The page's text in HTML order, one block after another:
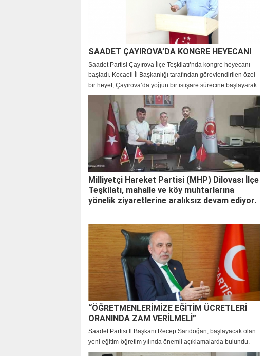
SAADET ÇAYIROVA’DA KONGRE HEYECANI
Saadet Partisi Çayırova İlçe Teşkilatı’nda kongre heyecanı
başladı. Kocaeli İl Başkanlığı tarafından görevlendirilen özel
bir heyet, Çayırova’da yoğun bir istişare sürecine başlayarak
kongre hazırlıklarına start verdi.
Milliyetçi Hareket Partisi (MHP) Dilovası İlçe
Teşkilatı, mahalle ve köy muhtarlarına
yönelik ziyaretlerine aralıksız devam ediyor.
“ÖĞRETMENLERİMİZE EĞİTİM ÜCRETLERİ
ORANINDA ZAM VERİLMELİ”
Saadet Partisi İl Başkanı Recep Sarıdoğan, başlayacak olan
yeni eğitim-öğretim yılında önemli açıklamalarda bulundu.